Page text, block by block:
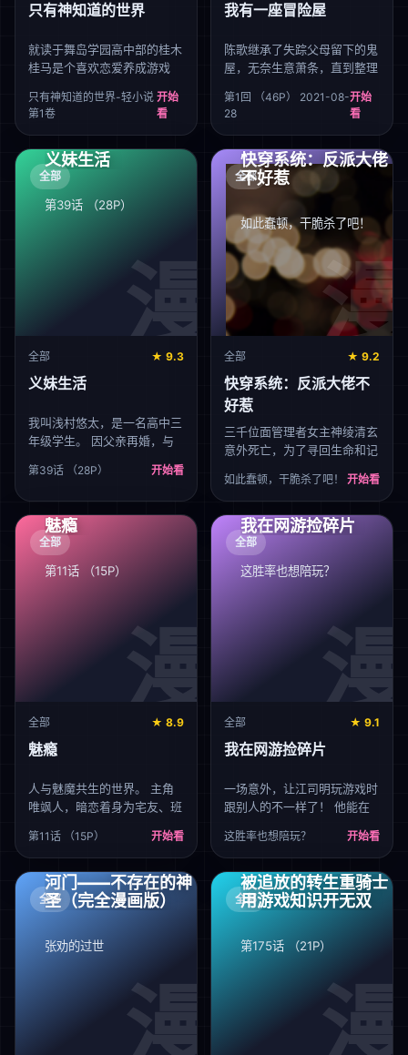
只有神知道的世界
就读于舞岛学园高中部的桂木
桂马是个喜欢恋爱养成游戏
成功攻略过10000名女生（游
戏中），有着能够攻略任何类
型女性的能力，是拥有一切
galgame攻略的网站“落とし
神”的管理者，以高超的技术
（攻略之神、攻陷之神）。
只有神知道的世界-轻小说
第1卷
开始
看
我有一座冒险屋
陈歌继承了失踪父母留下的鬼
屋，无奈生意萧条，直到整理
这一切。只要完成手机每日布
置的不同难度的任务，鬼屋就
能得到修缮甚至扩建。于是陈
歌开始在各大禁地里探险取
材，将其中场景元素纳入到自
己的鬼屋中。随着前来参观的
游客们各种惊声尖叫，鬼屋一
举成名！然而虽然任务带来的
好处越来越多，但 但其中隐
患也慢慢显现，甚至父母失踪
的。
第1回 （46P） 2021-08-
28
开始
看
全部
义妹生活
第39话 （28P）
全部 ★ 9.3
义妹生活
我叫浅村悠太，是一名高中三
年级学生。 因父亲再婚，与
在一起...
第39话 （28P） 开始看
全部
快穿系统：反派大佬
不好惹
如此蠢顿，干脆杀了吧！
全部 ★ 9.2
快穿系统：反派大佬不
好惹
三千位面管理者女主神绫清玄
意外死亡，为了寻回生命和记
莲，女主神用她的实际行动告
诉围绕在男主身边的妖艳贱货
们：无论哪个世界，你爸爸还
是你爸爸！
如此蠢顿，干脆杀了吧！ 开始看
全部
魅瘾
第11话 （15P）
全部 ★ 8.9
魅瘾
人与魅魔共生的世界。 主角
唯飒人，暗恋着身为宅友、班
梦。 二人皆是闷骚性格，互
生情愫却心思错位，上演一场
双向暗恋的恋爱喜剧。
第11话 （15P） 开始看
全部
我在网游捡碎片
这胜率也想陪玩？
全部 ★ 9.1
我在网游捡碎片
一场意外，让江司明玩游戏时
跟别人的不一样了！ 他能在
合成后能变成技能、属性、才
艺、金钱、古董、甚至丹药、
功法等等各色逆天宝贝！ 靠
着在游戏里不断捡碎片，江司
明完成了人生逆袭，发家致
这胜率也想陪玩？ 开始看
全部
河门——不存在的神
圣（完全漫画版）
张劝的过世
全部
被追放的转生重骑士
用游戏知识开无双
第175话 （21P）